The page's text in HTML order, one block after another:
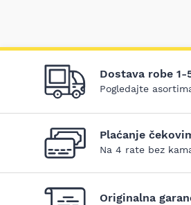
Dostava robe 1-
Pogledajte
Plaćanje
Na 4 rate bez
Originalna